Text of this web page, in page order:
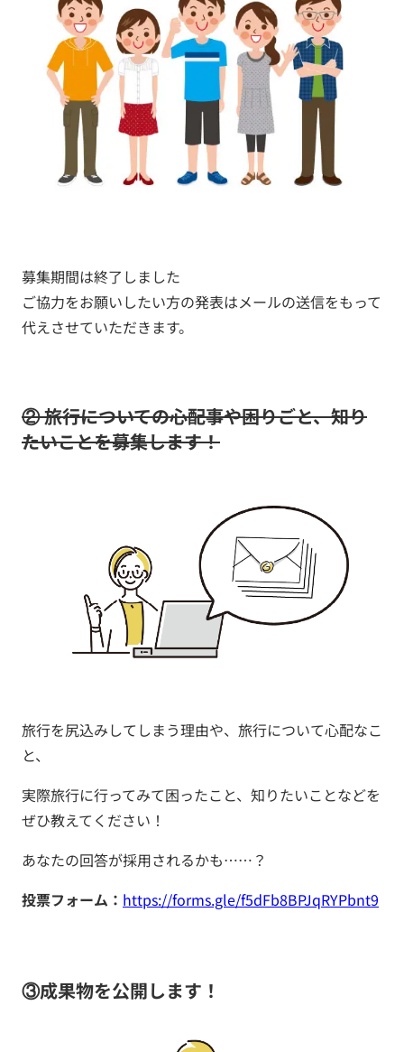
募集期間は終了しました
ご協力をお願いしたい方の発表はメールの送信をもって
代えさせていただきます。
②旅行についての心配事や困りごと、知り
たいことを募集します！
旅行を尻込みしてしまう理由や、旅行について心配なこ
と、
実際旅行に行ってみて困ったこと、知りたいことなどを
ぜひ教えてください！
あなたの回答が採用されるかも……？
投票フォーム： https://forms.gle/f5dFb8BPJqRYPbnt9
③成果物を公開します！